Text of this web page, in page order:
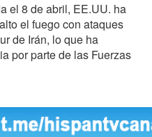
el 8 de abril, EE.UU. ha
el fuego con ataques
de Irán, lo que ha
por parte de las Fuerzas